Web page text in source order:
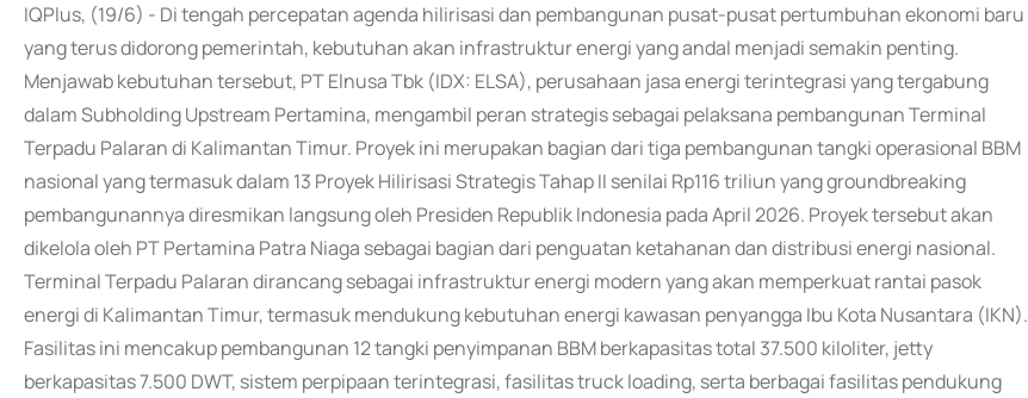
IQPlus, (19/6) - Di tengah percepatan agenda hilirisasi dan pembangunan pusat-pusat pertumbuhan ekonomi baru
yang terus didorong pemerintah, kebutuhan akan infrastruktur energi yang andal menjadi semakin penting.
Menjawab kebutuhan tersebut, PT Elnusa Tbk (IDX: ELSA), perusahaan jasa energi terintegrasi yang tergabung
dalam Subholding Upstream Pertamina, mengambil peran strategis sebagai pelaksana pembangunan Terminal
Terpadu Palaran di Kalimantan Timur. Proyek ini merupakan bagian dari tiga pembangunan tangki operasional BBM
nasional yang termasuk dalam 13 Proyek Hilirisasi Strategis Tahap II senilai Rp116 triliun yang groundbreaking
pembangunannya diresmikan langsung oleh Presiden Republik Indonesia pada April 2026. Proyek tersebut akan
dikelola oleh PT Pertamina Patra Niaga sebagai bagian dari penguatan ketahanan dan distribusi energi nasional.
Terminal Terpadu Palaran dirancang sebagai infrastruktur energi modern yang akan memperkuat rantai pasok
energi di Kalimantan Timur, termasuk mendukung kebutuhan energi kawasan penyangga Ibu Kota Nusantara (IKN).
Fasilitas ini mencakup pembangunan 12 tangki penyimpanan BBM berkapasitas total 37.500 kiloliter, jetty
berkapasitas 7.500 DWT, sistem perpipaan terintegrasi, fasilitas truck loading, serta berbagai fasilitas pendukung